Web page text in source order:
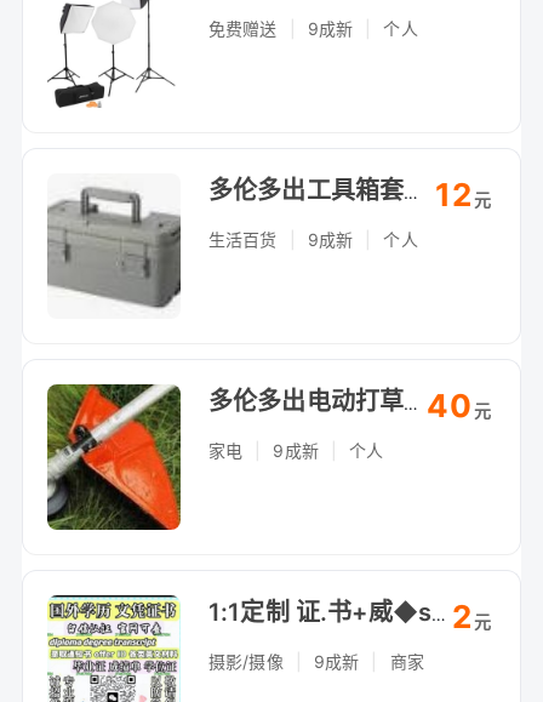
免费赠送 9成新 个人
多伦多出工具箱套装，家用DIY维修，自提（Arthur Bonner Ave）
生活百货 9成新 个人
12元
多伦多出电动打草机，草坪修剪利器，自提（Arthur Bonner Ave）
家电 9成新 个人
40元
1:1定制 证.书+威◆swty8848◆成./績*單文凴？學*励-认.正
摄影/摄像 9成新 商家
2元